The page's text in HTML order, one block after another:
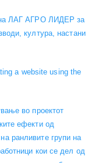
на ЛАГ АГРО ЛИДЕР за
култура, настани
a website using the
во проектот
ефекти од
ранливите групи на
кои се дел од